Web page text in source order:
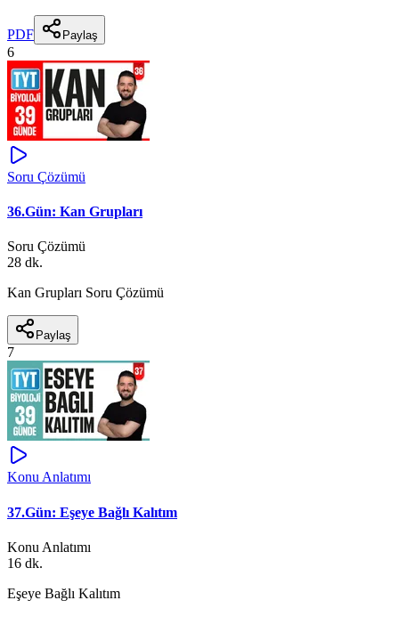
PDF Paylaş
6
Soru Çözümü
36.Gün: Kan Grupları
Soru Çözümü
28 dk.
Kan Grupları Soru Çözümü
Paylaş
7
Konu Anlatımı
37.Gün: Eşeye Bağlı Kalıtım
Konu Anlatımı
16 dk.
Eşeye Bağlı Kalıtım